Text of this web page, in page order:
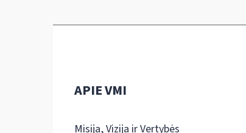
APIE VMI
Misija, Vizija ir Vertybės